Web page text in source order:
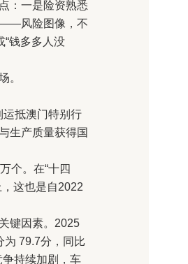
：一是险资熟悉
——风险图像，不
“钱多多人没
。
抵澳门特别行
生产质量获得国
个。在“十四
这也是自2022
键因素。2025
为 79.7分，同比
持续加剧，车